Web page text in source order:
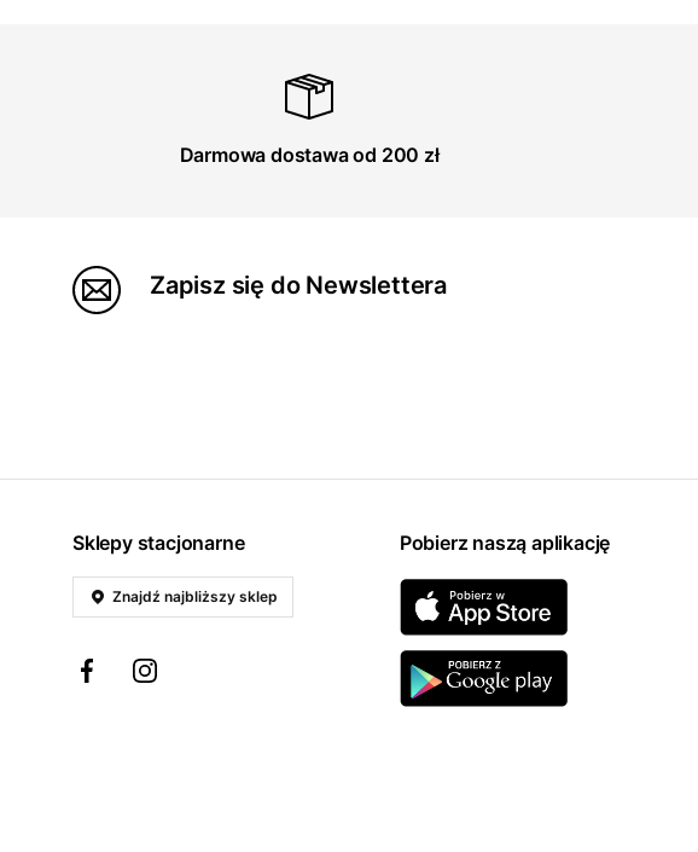
Darmowa dostawa od 200 zł
Zapisz się do Newslettera
Sklepy stacjonarne
Znajdź najbliższy sklep
Pobierz naszą aplikację